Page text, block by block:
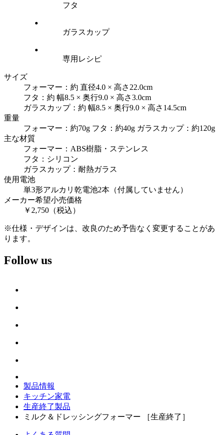
フタ
ガラスカップ
専用レシピ
サイズ
フォーマー：約 直径4.0 × 高さ22.0cm
フタ：約 幅8.5 × 奥行9.0 × 高さ3.0cm
ガラスカップ：約 幅8.5 × 奥行9.0 × 高さ14.5cm
重量
フォーマー：約70g フタ：約40g ガラスカップ：約120g
主な材質
フォーマー：ABS樹脂・ステンレス
フタ：シリコン
ガラスカップ：耐熱ガラス
使用電池
単3形アルカリ乾電池2本（付属していません）
メーカー希望小売価格
￥2,750（税込）
※仕様・デザインは、改良のため予告なく変更することがあ
ります。
Follow us
製品情報
キッチン家電
生産終了製品
ミルク＆ドレッシングフォーマー ［生産終了］